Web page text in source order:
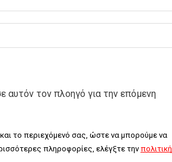
αυτόν τον πλοηγό για την επόμενη
το περιεχόμενό σας, ώστε να μπορούμε να
πληροφορίες, ελέγξτε την πολιτική